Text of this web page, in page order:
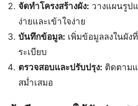
จัดทำโครงสร้างผัง: วางแผนรูป
ง่ายและเข้าใจง่าย
บันทึกข้อมูล: เพิ่มข้อมูลลงในผัง
ระเบียบ
ตรวจสอบและปรับปรุง: ติดตาม
สม่ำเสมอ